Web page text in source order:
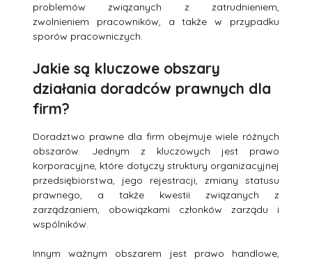
problemów związanych z zatrudnieniem,
zwolnieniem pracowników, a także w przypadku
sporów pracowniczych.
Jakie są kluczowe obszary
działania doradców prawnych dla
firm?
Doradztwo prawne dla firm obejmuje wiele różnych
obszarów. Jednym z kluczowych jest prawo
korporacyjne, które dotyczy struktury organizacyjnej
przedsiębiorstwa, jego rejestracji, zmiany statusu
prawnego, a także kwestii związanych z
zarządzaniem, obowiązkami członków zarządu i
wspólników.
Innym ważnym obszarem jest prawo handlowe,